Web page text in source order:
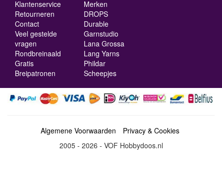
Klantenservice
Retourneren
Contact
Veel gestelde
vragen
Rondbreinaald
Gratis
Breipatronen
Merken
DROPS
Durable
Garnstudio
Lana Grossa
Lang Yarns
Phildar
Scheepjes
Algemene Voorwaarden
Privacy & Cookies
2005 - 2026 - VOF Hobbydoos.nl